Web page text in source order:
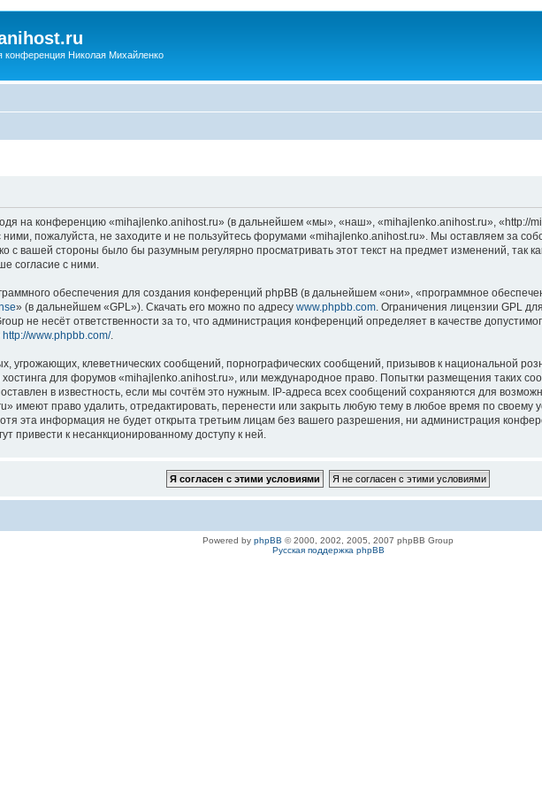
конференция Николая Михайленко
на конференцию «mihajlenko.anihost.ru» (в дальнейшем «мы», «наш», «mihajlenko.anihost.ru», «http://
пожалуйста, не заходите и не пользуйтесь форумами «mihajlenko.anihost.ru». Мы оставляем за
с вашей стороны было бы разумным регулярно просматривать этот текст на предмет изменений, так
согласие с ними.
обеспечения для создания конференций phpBB (в дальнейшем «они», «программное
» (в дальнейшем «GPL»). Скачать его можно по адресу www.phpbb.com. Ограничения лицензии GPL
не несёт ответственности за то, что администрация конференций определяет в качестве
http://www.phpbb.com/.
угрожающих, клеветнических сообщений, порнографических сообщений, призывов к национальной
хостинга для форумов «mihajlenko.anihost.ru», или международное право. Попытки размещения таких
в известность, если мы сочтём это нужным. IP-адреса всех сообщений сохраняются для
имеют право удалить, отредактировать, перенести или закрыть любую тему в любое время по своему
эта информация не будет открыта третьим лицам без вашего разрешения, ни администрация
привести к несанкционированному доступу к ней.
Powered by phpBB © 2000, 2002, 2005, 2007 phpBB Group
Русская поддержка phpBB